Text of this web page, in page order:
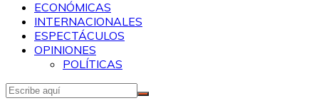
ECONÓMICAS
INTERNACIONALES
ESPECTÁCULOS
OPINIONES
POLÍTICAS